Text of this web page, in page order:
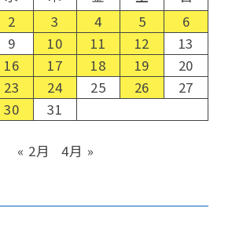
2 3 4 5
6
9 10 11 12
13
16 17 18 19
20
23 24 25 26
27
30 31
« 2月 4月 »